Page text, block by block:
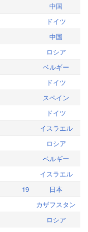
中国
ドイツ
中国
ロシア
ベルギー
ドイツ
スペイン
ドイツ
イスラエル
ロシア
ベルギー
イスラエル
19
日本
カザフスタン
ロシア